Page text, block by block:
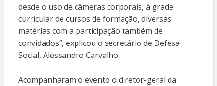
desde o uso de câmeras corporais, à grade
curricular de cursos de formação, diversas
matérias com a participação também de
convidados”, explicou o secretário de Defesa
Social, Alessandro Carvalho.
Acompanharam o evento o diretor-geral da